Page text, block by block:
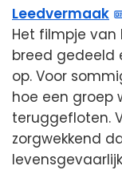
Leedvermaak
Het filmpje
breed gedeeld
op. Voor
hoe een groep
teruggefloten.
zorgwekkend